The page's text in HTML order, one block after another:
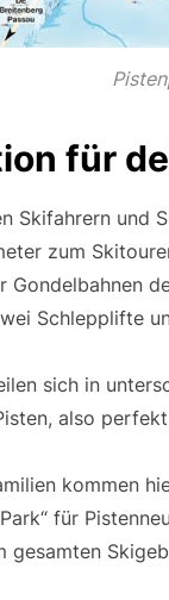
für
Skifahrern und
zum
Gondelbahnen
Schlepplifte
sich in
also
kommen
für
gesamten